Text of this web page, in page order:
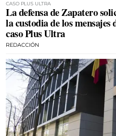
CASO PLUS ULTRA
La defensa de Zapatero
la custodia de los mensajes
caso Plus Ultra
REDACCIÓN